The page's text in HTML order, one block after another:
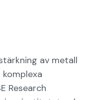
av metall
Research